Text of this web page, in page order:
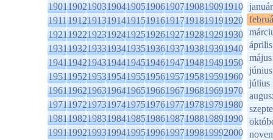
1901190219031904190519061907190819091910
1911191219131914191519161917191819191920
1921192219231924192519261927192819291930
1931193219331934193519361937193819391940
1941194219431944194519461947194819491950
1951195219531954195519561957195819591960
1961196219631964196519661967196819691970
1971197219731974197519761977197819791980
1981198219831984198519861987198819891990
1991199219931994199519961997199819992000
január
április
május
június
július